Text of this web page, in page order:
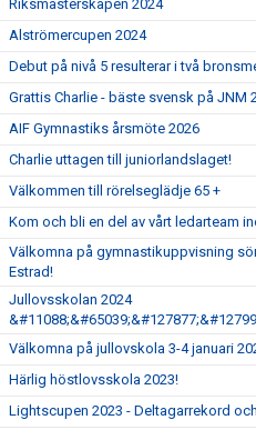
Riksmästerskapen 2024
Alströmercupen 2024
Debut på nivå 5 resulterar i två
Grattis Charlie - bäste svensk på JNM
AIF Gymnastiks årsmöte 2026
Charlie uttagen till juniorlandslaget!
Välkommen till rörelseglädje 65 +
Kom och bli en del av vårt ledarteam
Välkomna på gymnastikuppvisning
Estrad!
Jullovsskolan 2024
Välkomna på jullovskola 3-4 januari
Härlig höstlovsskola 2023!
Lightscupen 2023 - Deltagarrekord